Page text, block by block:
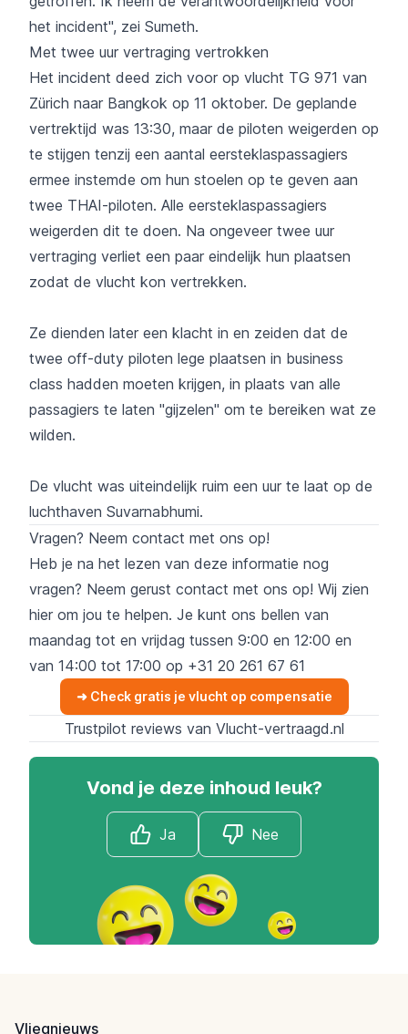
het incident", zei Sumeth.
Met twee uur vertraging vertrokken
Het incident deed zich voor op vlucht TG 971 van
Zürich naar Bangkok op 11 oktober. De geplande
vertrektijd was 13:30, maar de piloten weigerden op
te stijgen tenzij een aantal eersteklaspassagiers
ermee instemde om hun stoelen op te geven aan
twee THAI-piloten. Alle eersteklaspassagiers
weigerden dit te doen. Na ongeveer twee uur
vertraging verliet een paar eindelijk hun plaatsen
zodat de vlucht kon vertrekken.
Ze dienden later een klacht in en zeiden dat de
twee off-duty piloten lege plaatsen in business
class hadden moeten krijgen, in plaats van alle
passagiers te laten "gijzelen" om te bereiken wat ze
wilden.
De vlucht was uiteindelijk ruim een ​​uur te laat op de
luchthaven Suvarnabhumi.
Vragen? Neem contact met ons op!
Heb je na het lezen van deze informatie nog
vragen? Neem gerust contact met ons op! Wij zien
hier om jou te helpen. Je kunt ons bellen van
maandag tot en vrijdag tussen 9:00 en 12:00 en
van 14:00 tot 17:00 op +31 20 261 67 61
➜ Check gratis je vlucht op compensatie
Trustpilot reviews van Vlucht-vertraagd.nl
Vond je deze inhoud leuk?
Ja Nee
Vliegnieuws